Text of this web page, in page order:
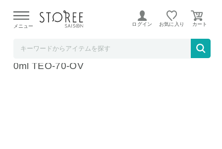
よる配送遅延が発生しております。
メニュー ログイン お気に入り
HARIO ハリオ ティオール オリーブウッド70
0ml TEO-70-OV